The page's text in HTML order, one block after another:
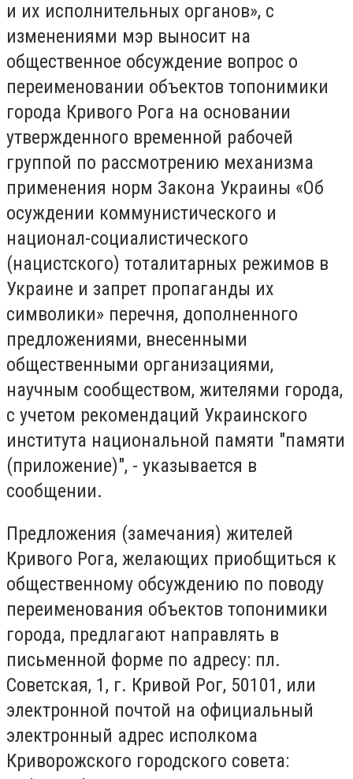
и их исполнительных органов», с
изменениями мэр выносит на
общественное обсуждение вопрос о
переименовании объектов топонимики
города Кривого Рога на основании
утвержденного временной рабочей
группой по рассмотрению механизма
применения норм Закона Украины «Об
осуждении коммунистического и
национал-социалистического
(нацистского) тоталитарных режимов в
Украине и запрет пропаганды их
символики» перечня, дополненного
предложениями, внесенными
общественными организациями,
научным сообществом, жителями города,
с учетом рекомендаций Украинского
института национальной памяти "памяти
(приложение)", - указывается в
сообщении.
Предложения (замечания) жителей
Кривого Рога, желающих приобщиться к
общественному обсуждению по поводу
переименования объектов топонимики
города, предлагают направлять в
письменной форме по адресу: пл.
Советская, 1, г. Кривой Рог, 50101, или
электронной почтой на официальный
электронный адрес исполкома
Криворожского городского совета: